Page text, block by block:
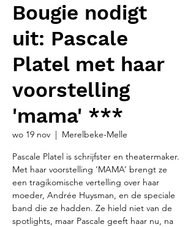
Bougie nodigt
uit: Pascale
Platel met haar
voorstelling
'mama' ***
wo 19 nov
  |
Merelbeke-Melle
Pascale Platel is schrijfster en theatermaker.
Met haar voorstelling ‘MAMA’ brengt ze
een tragikomische vertelling over haar
moeder, Andrée Huysman, en de speciale
band die ze hadden. Ze hield niet van de
spotlights, maar Pascale geeft haar nu, na